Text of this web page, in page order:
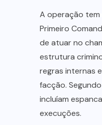
A operação
Primeiro
de atuar no
estrutura
regras internas
facção.
incluíam
execuções.